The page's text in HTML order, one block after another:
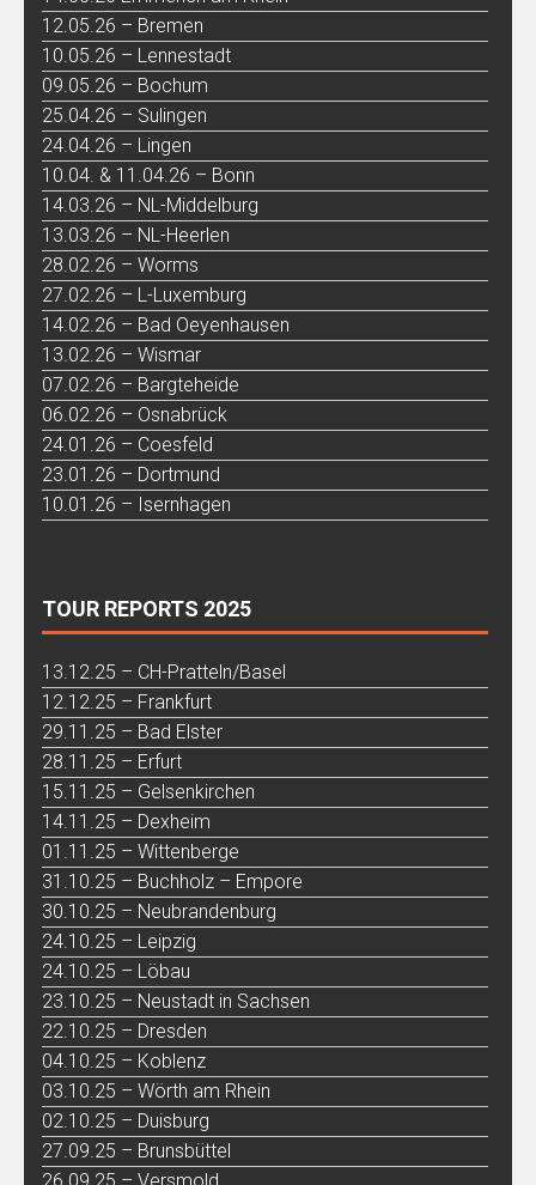
12.05.26 – Bremen
10.05.26 – Lennestadt
09.05.26 – Bochum
25.04.26 – Sulingen
24.04.26 – Lingen
10.04. & 11.04.26 – Bonn
14.03.26 – NL-Middelburg
13.03.26 – NL-Heerlen
28.02.26 – Worms
27.02.26 – L-Luxemburg
14.02.26 – Bad Oeyenhausen
13.02.26 – Wismar
07.02.26 – Bargteheide
06.02.26 – Osnabrück
24.01.26 – Coesfeld
23.01.26 – Dortmund
10.01.26 – Isernhagen
TOUR REPORTS 2025
13.12.25 – CH-Pratteln/Basel
12.12.25 – Frankfurt
29.11.25 – Bad Elster
28.11.25 – Erfurt
15.11.25 – Gelsenkirchen
14.11.25 – Dexheim
01.11.25 – Wittenberge
31.10.25 – Buchholz – Empore
30.10.25 – Neubrandenburg
24.10.25 – Leipzig
24.10.25 – Löbau
23.10.25 – Neustadt in Sachsen
22.10.25 – Dresden
04.10.25 – Koblenz
03.10.25 – Wörth am Rhein
02.10.25 – Duisburg
27.09.25 – Brunsbüttel